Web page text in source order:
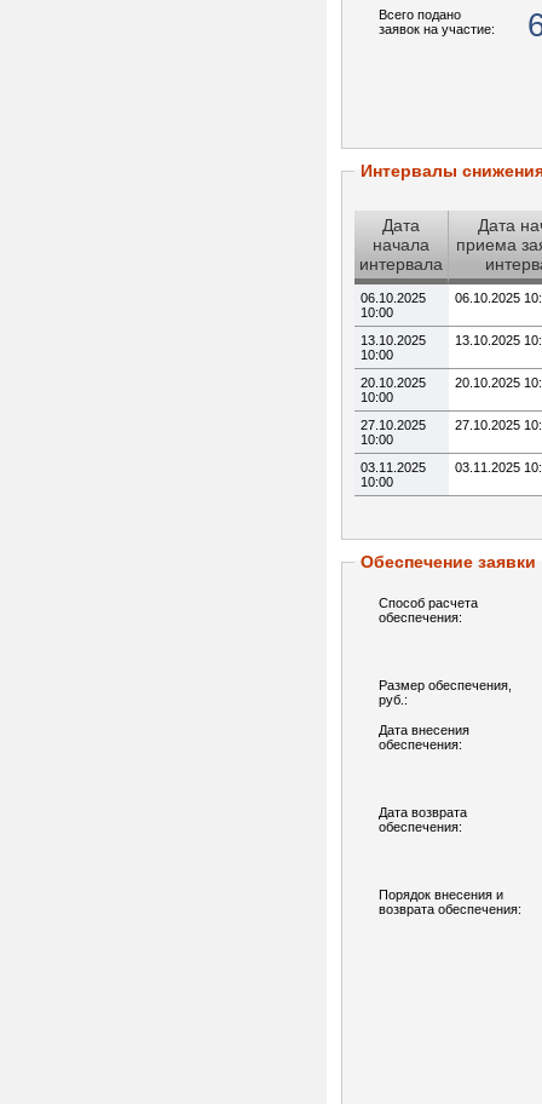
Всего подано
заявок на участие:
Интервалы
Дата
начала
интервала
Дата
приема
06.10.2025
10:00
06.10.2025
13.10.2025
10:00
13.10.2025
20.10.2025
10:00
20.10.2025
27.10.2025
10:00
27.10.2025
03.11.2025
10:00
03.11.2025
Обеспечение заявки
Способ расчета
обеспечения:
Размер обеспечения,
руб.:
Дата внесения
обеспечения:
Дата возврата
обеспечения:
Порядок внесения и
возврата обеспечения: